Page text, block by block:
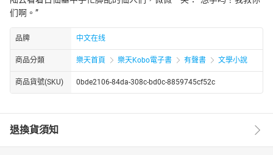
们啊。”
品牌 中文在线
商品分類 樂天首頁 樂天Kobo電子書 有聲書 文學小說
商品貨號(SKU) 0bde2106-84da-308c-bd0c-8859745cf52c
退換貨須知